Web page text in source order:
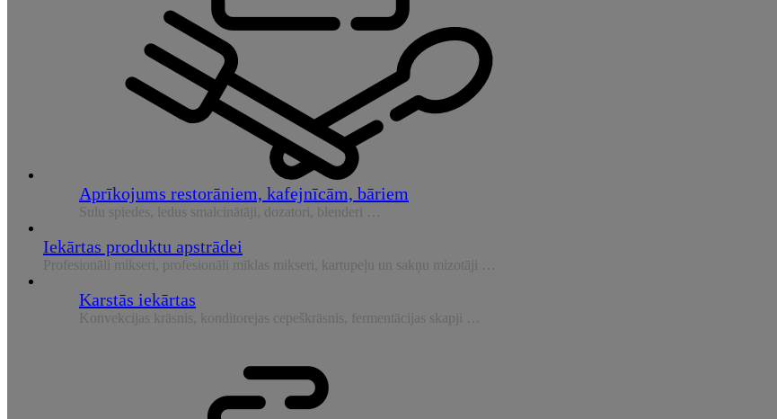
Aprīkojums restorāniem, kafejnīcām, bāriem
Sulu spiedes, ledus smalcinātāji, dozatori, blenderi …
Iekārtas produktu apstrādei
Profesionāli mikseri, profesionāli mīklas mikseri, kartupeļu un sakņu mizotāji …
Karstās iekārtas
Konvekcijas krāsnis, konditorejas cepeškrāsnis, fermentācijas skapji …